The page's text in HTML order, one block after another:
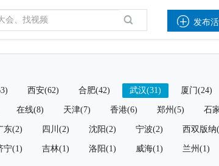
 发布
西安(62) 合肥(42) 武汉(31) 厦门(24)
在线(8) 天津(7) 香港(6) 郑州(5) 石
东(2) 四川(2) 沈阳(2) 宁波(2) 西双版纳
宁(1) 吉林(1) 洛阳(1) 威海(1) 兰州(1)